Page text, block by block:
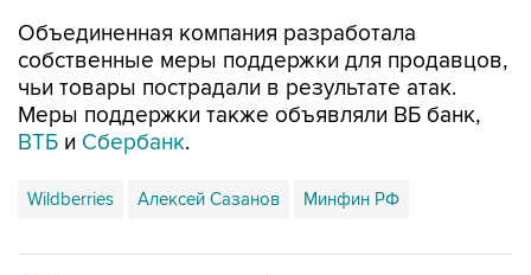
Объединенная компания разработала
собственные меры поддержки для продавцов,
чьи товары пострадали в результате атак.
Меры поддержки также объявляли ВБ банк,
ВТБ и Сбербанк.
Wildberries Алексей Сазанов Минфин РФ